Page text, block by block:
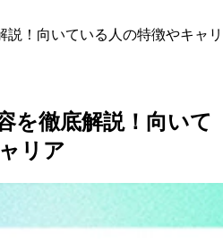
説！向いている人の特徴やキャリ
を徹底解説！向いて
リア